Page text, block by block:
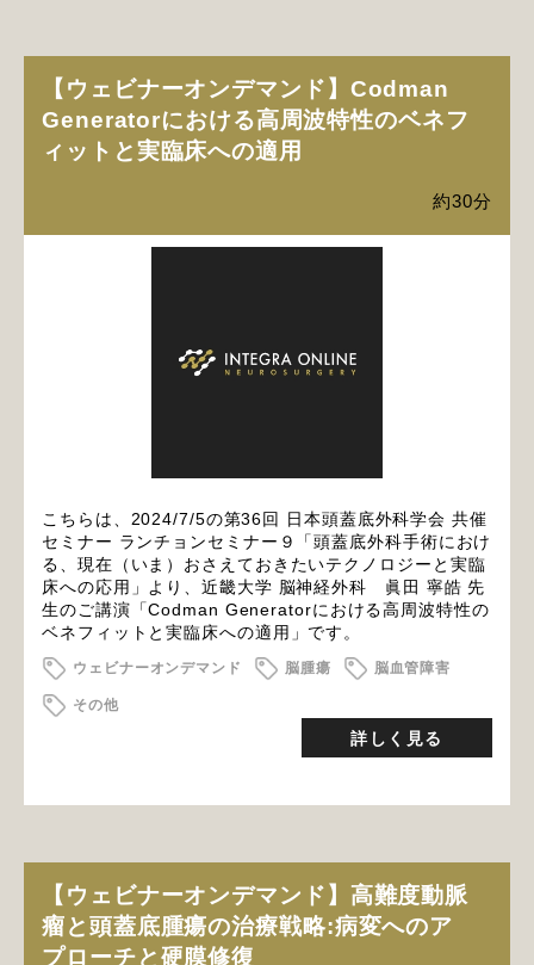
【ウェビナーオンデマンド】Codman
Generatorにおける高周波特性のベネフ
ィットと実臨床への適用
約30分
こちらは、2024/7/5の第36回 日本頭蓋底外科学会 共催
セミナー ランチョンセミナー９「頭蓋底外科手術におけ
る、現在（いま）おさえておきたいテクノロジーと実臨
床への応用」より、近畿大学 脳神経外科 眞田 寧皓 先
生のご講演「Codman Generatorにおける高周波特性の
ベネフィットと実臨床への適用」です。
ウェビナーオンデマンド 脳腫瘍 脳血管障害
その他
詳しく見る
【ウェビナーオンデマンド】高難度動脈
瘤と頭蓋底腫瘍の治療戦略:病変へのア
プローチと硬膜修復